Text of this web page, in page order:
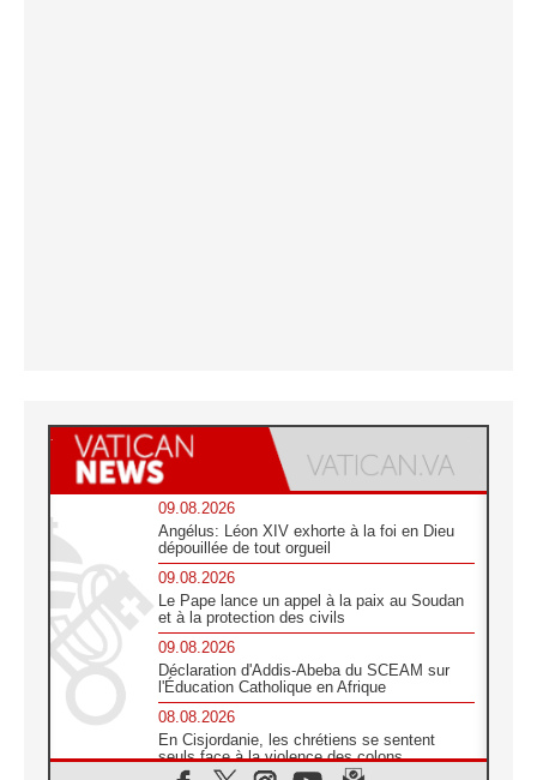
09.08.2026
Angélus: Léon XIV exhorte à la foi en Dieu
dépouillée de tout orgueil
09.08.2026
Le Pape lance un appel à la paix au Soudan
et à la protection des civils
09.08.2026
Déclaration d'Addis-Abeba du SCEAM sur
l'Éducation Catholique en Afrique
08.08.2026
En Cisjordanie, les chrétiens se sentent
seuls face à la violence des colons